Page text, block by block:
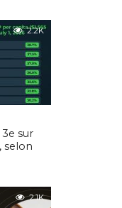
2.2K
sur
selon
2.1K